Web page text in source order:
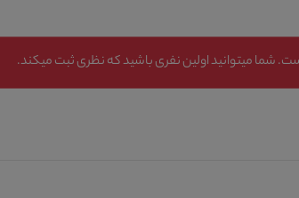
شما میتوانید اولین نفری باشید که نظری ثبت میکند.